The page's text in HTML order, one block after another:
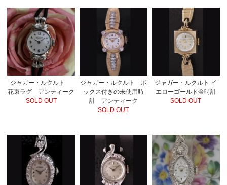
ジャガー・ルクルト
花束ラグ アンティーク
SOLD OUT
ジャガー・ルクルト ボ
ックス付きの未使用時
計 アンティーク
SOLD OUT
ジャガー・ルクルト イ
エローゴールド金時計
SOLD OUT